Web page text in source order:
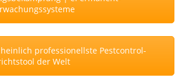
professionellste Pestcontrol-
der Welt